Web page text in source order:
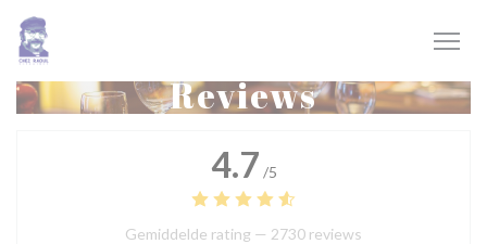
Cookies beheer paneel
Reviews
4.7 /5
Gemiddelde rating — 2730 reviews